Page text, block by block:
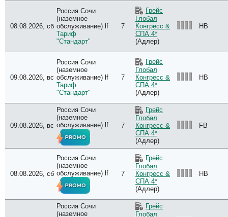
08.08.2026, сб
Россия Сочи
(наземное
обслуживание) lf
Тариф
"Стандарт"
7
Грейс
Глобал
Конгресс &
СПА 4*
(Адлер)
HB
09.08.2026, вс
Россия Сочи
(наземное
обслуживание) lf
Тариф
"Стандарт"
7
Грейс
Глобал
Конгресс &
СПА 4*
(Адлер)
HB
09.08.2026, вс
Россия Сочи
(наземное
обслуживание) lf
7
Грейс
Глобал
Конгресс &
СПА 4*
(Адлер)
FB
08.08.2026, сб
Россия Сочи
(наземное
обслуживание) lf
7
Грейс
Глобал
Конгресс &
СПА 4*
(Адлер)
HB
Россия Сочи
(наземное
Грейс
Глобал